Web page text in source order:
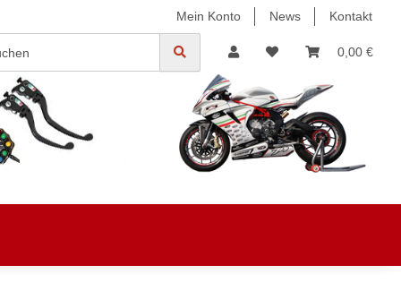
Mein Konto News Kontakt
0,00 €